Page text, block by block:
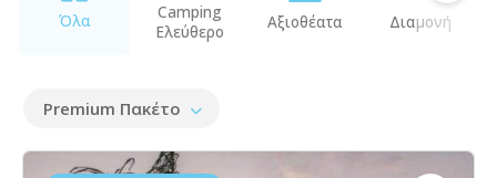
Όλα
Camping
Ελεύθερο
Αξιοθέατα Διαμονή
Premium Πακέτο